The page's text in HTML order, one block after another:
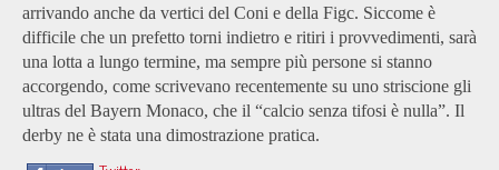
arrivando anche da vertici del Coni e della Figc. Siccome è
difficile che un prefetto torni indietro e ritiri i provvedimenti, sarà
una lotta a lungo termine, ma sempre più persone si stanno
accorgendo, come scrivevano recentemente su uno striscione gli
ultras del Bayern Monaco, che il “calcio senza tifosi è nulla”. Il
derby ne è stata una dimostrazione pratica.